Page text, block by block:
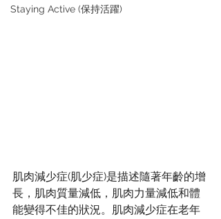
Staying Active (保持活躍)
肌肉減少症(肌少症)是描述隨著年齡的增
長，肌肉質量減低，肌肉力量減低和體
能變得不佳的狀況。肌肉減少症在老年